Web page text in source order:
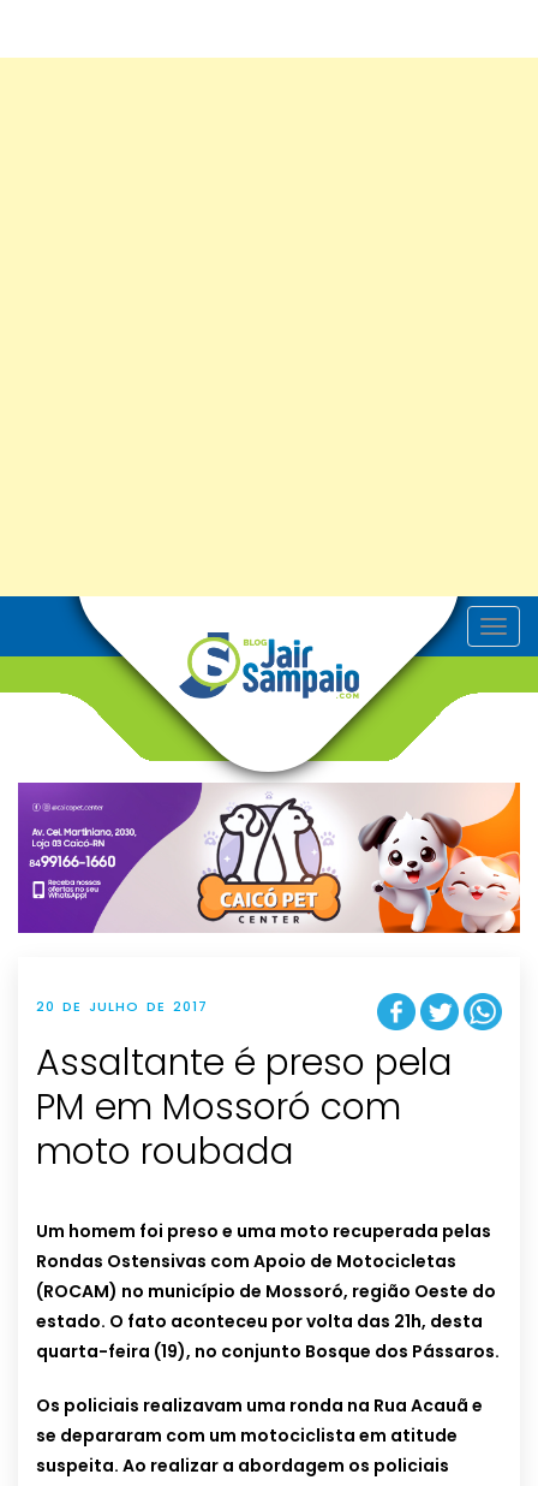
T
o
v
g
t
i
o
n
20 DE JULHO DE 2017
Assaltante é preso pela
PM em Mossoró com
moto roubada
Um homem foi preso e uma moto recuperada pelas
Rondas Ostensivas com Apoio de Motocicletas
(ROCAM) no município de Mossoró, região Oeste do
estado. O fato aconteceu por volta das 21h, desta
quarta-feira (19), no conjunto Bosque dos Pássaros.
Os policiais realizavam uma ronda na Rua Acauã e
se depararam com um motociclista em atitude
suspeita. Ao realizar a abordagem os policiais